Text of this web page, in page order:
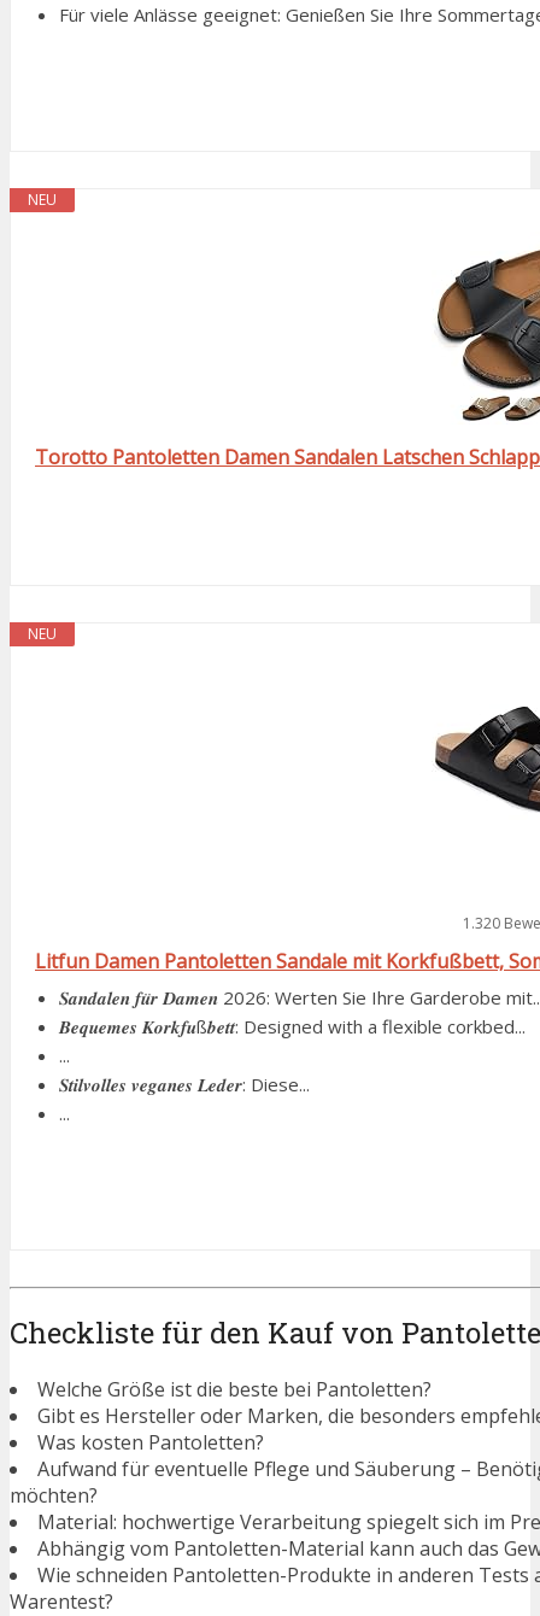
Für viele Anlässe geeignet: Genießen Sie Ihre
NEU
Torotto Pantoletten Damen Sandalen Latschen
NEU
1.320
Litfun Damen Pantoletten Sandale mit Korkfußbett,
𝑺𝒂𝒏𝒅𝒂𝒍𝒆𝒏 𝒇𝒖̈𝒓 𝑫𝒂𝒎𝒆𝒏 2026: Werten Sie Ihre Garderobe
𝑩𝒆𝒒𝒖𝒆𝒎𝒆𝒔 𝑲𝒐𝒓𝒌𝒇𝒖ß𝒃𝒆𝒕𝒕: Designed with a flexible corkbed...
...
𝑺𝒕𝒊𝒍𝒗𝒐𝒍𝒍𝒆𝒔 𝒗𝒆𝒈𝒂𝒏𝒆𝒔 𝑳𝒆𝒅𝒆𝒓: Diese...
...
Checkliste für den Kauf von
Welche Größe ist die beste bei Pantoletten?
Gibt es Hersteller oder Marken, die besonders
Was kosten Pantoletten?
Aufwand für eventuelle Pflege und Säuberung –
möchten?
Material: hochwertige Verarbeitung spiegelt sich im
Abhängig vom Pantoletten-Material kann auch das
Wie schneiden Pantoletten-Produkte in anderen
Warentest?